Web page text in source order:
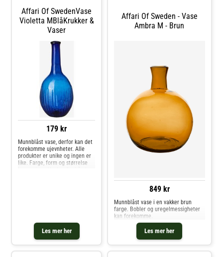
Affari Of SwedenVase
Violetta MBlåKrukker &
Vaser
179 kr
Les mer her
Munnblåst vase, derfor kan det
forekomme ujevnheter. Alle
produkter er unike og ingen er
like. Farge, form og størrelse
Affari Of Sweden - Vase
Ambra M - Brun
849 kr
Les mer her
Munnblåst vase i en vakker brun
farge. Bobler og uregelmessigheter
kan forekomme.